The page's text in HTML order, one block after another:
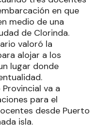
en que
medio de una
de Clorinda.
valoró la
alojar a los
lugar donde
va a
para el
desde Puerto
isla.